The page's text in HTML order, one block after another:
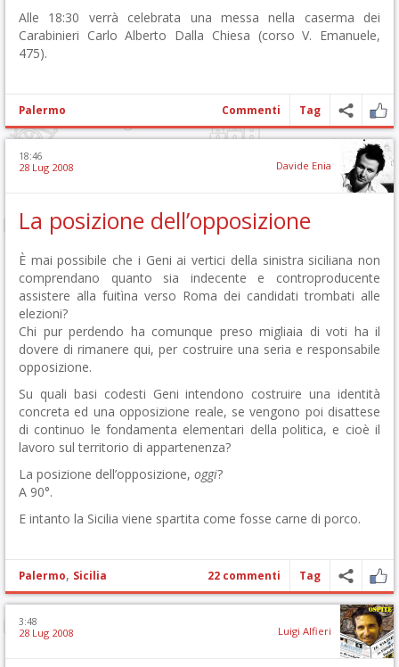
Alle 18:30 verrà celebrata una messa nella caserma dei
Carabinieri Carlo Alberto Dalla Chiesa (corso V. Emanuele,
475).
Palermo Commenti Tag
18:46
28 Lug 2008 Davide Enia
La posizione dell’opposizione
È mai possibile che i Geni ai vertici della sinistra siciliana non
comprendano quanto sia indecente e controproducente
assistere alla fuitìna verso Roma dei candidati trombati alle
elezioni?
Chi pur perdendo ha comunque preso migliaia di voti ha il
dovere di rimanere qui, per costruire una seria e responsabile
opposizione.
Su quali basi codesti Geni intendono costruire una identità
concreta ed una opposizione reale, se vengono poi disattese
di continuo le fondamenta elementari della politica, e cioè il
lavoro sul territorio di appartenenza?
La posizione dell’opposizione, oggi?
A 90°.
E intanto la Sicilia viene spartita come fosse carne di porco.
Palermo, Sicilia 22 commenti Tag
3:48
28 Lug 2008 Luigi Alfieri